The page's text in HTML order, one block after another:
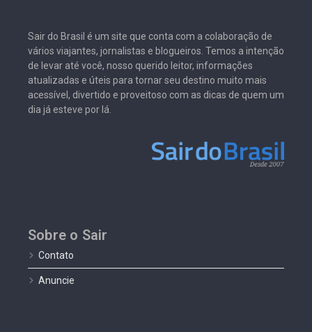
Sair do Brasil é um site que conta com a colaboração de
vários viajantes, jornalistas e blogueiros. Temos a intenção
de levar até você, nosso querido leitor, informações
atualizadas e úteis para tornar seu destino muito mais
acessível, divertido e proveitoso com as dicas de quem um
dia já esteve por lá.
Sobre o Sair
Contato
Anuncie